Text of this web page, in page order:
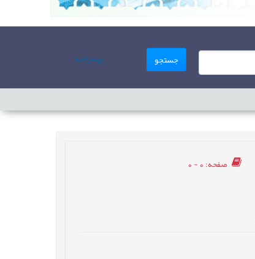
جستجو پیشرفته
صفحه: 0 - 0